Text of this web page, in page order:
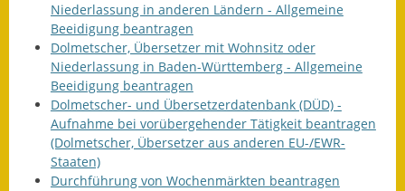
Niederlassung in anderen Ländern - Allgemeine
Beeidigung beantragen
Dolmetscher, Übersetzer mit Wohnsitz oder
Niederlassung in Baden-Württemberg - Allgemeine
Beeidigung beantragen
Dolmetscher- und Übersetzerdatenbank (DÜD) -
Aufnahme bei vorübergehender Tätigkeit beantragen
(Dolmetscher, Übersetzer aus anderen EU-/EWR-
Staaten)
Durchführung von Wochenmärkten beantragen